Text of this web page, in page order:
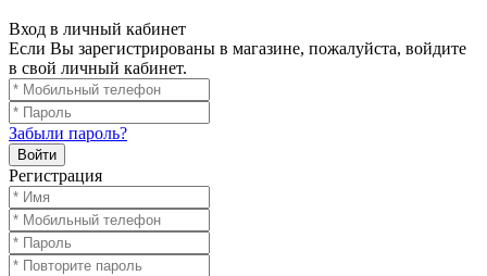
Вход в личный кабинет
Если Вы зарегистрированы в магазине, пожалуйста, войдите
в свой личный кабинет.
Забыли пароль?
Войти
Регистрация